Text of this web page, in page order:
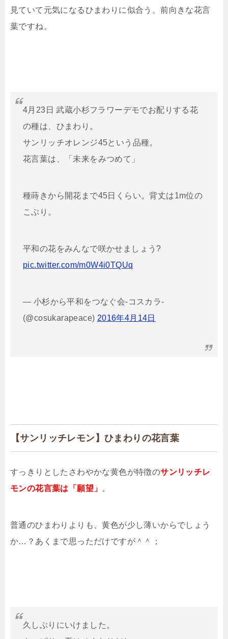
見ていて元気になるひまわりに似合う、前向きな花言
葉ですね。
4月23日 武蔵小杉フラワーデモでお配りする花
の種は、ひまわり。
サンリッチオレンジ45という品種。
花言葉は、「未来をみつめて」
種蒔きから開花まで45日くらい。背丈は1m位の
こぶり。
平和の花をみんなで咲かせましょう?
pic.twitter.com/m0W4i0TQUq
— 小杉から平和をつなぐ会‐コスカラ‐
(@cosukarapeace) 2016年4月14日
【サンリッチレモン】ひまわりの花言葉
すっきりとしたさわやかな黄色が特徴のサンリッチレ
モンの花言葉は「願望」 。
普通のひまわりよりも、黄色が少し薄いからでしょう
か…？あくまで思っただけですが＾＾；
久しぶりにいけました。